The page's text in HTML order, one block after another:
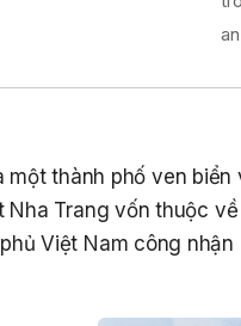
một thành phố ven
Nha Trang vốn thuộc
Việt Nam công